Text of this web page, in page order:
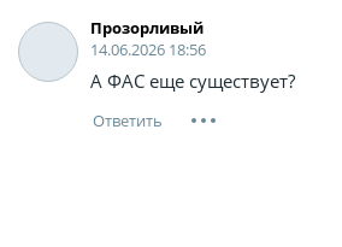
Прозорливый
14.06.2026 18:56
А ФАС еще существует?